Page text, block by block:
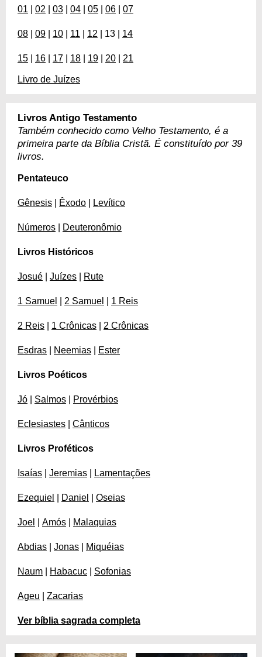
01 02 03 04 05 06 07
08 09 10 11 12 | 13 | 14
15 16 17 18 19 20 21
Livro de Juízes
Livros Antigo Testamento
Também conhecido como Velho Testamento, é a
primeira parte da Bíblia Cristã. É constituído por 39
livros.
Pentateuco
Gênesis Êxodo Levítico
Números Deuteronômio
Livros Históricos
Josué Juízes Rute
1 Samuel 2 Samuel 1 Reis
2 Reis 1 Crônicas 2 Crônicas
Esdras Neemias Ester
Livros Poéticos
Jó Salmos Provérbios
Eclesiastes Cânticos
Livros Proféticos
Isaías Jeremias Lamentações
Ezequiel Daniel Oseias
Joel Amós Malaquias
Abdias Jonas Miquéias
Naum Habacuc Sofonias
Ageu Zacarias
Ver bíblia sagrada completa